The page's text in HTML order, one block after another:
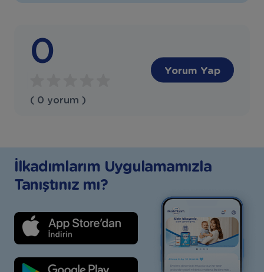
0
( 0 yorum )
Yorum Yap
İlkadımlarım Uygulamamızla
Tanıştınız mı?